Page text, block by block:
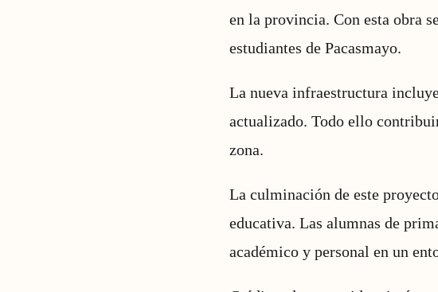
en la provincia. Con esta obra
estudiantes de Pacasmayo.
La nueva infraestructura
actualizado. Todo ello
zona.
La culminación de este
educativa. Las alumnas de
académico y personal en un